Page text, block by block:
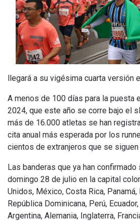
llegará a su vigésima cuarta versión
A menos de 100 días para la puesta
2024, que este año se corre bajo el
más de 16.000 atletas se han
cita anual más esperada por los
cientos de extranjeros que se siguen
Las banderas que ya han
domingo 28 de julio en la capital
Unidos, México, Costa Rica,
República Dominicana, Perú,
Argentina, Alemania, Inglaterra,